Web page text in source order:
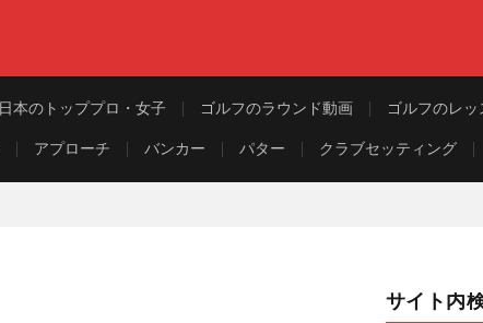
日本のトッププロ・女子 ゴルフのラウンド動画 ゴルフのレッ
アプローチ バンカー パター クラブセッティング
サイト内